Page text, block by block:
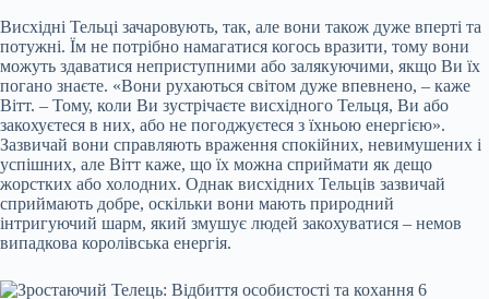
Висхідні Тельці зачаровують, так, але вони також дуже вперті та
потужні. Їм не потрібно намагатися когось вразити, тому вони
можуть здаватися неприступними або залякуючими, якщо Ви їх
погано знаєте. «Вони рухаються світом дуже впевнено, – каже
Вітт. – Тому, коли Ви зустрічаєте висхідного Тельця, Ви або
закохуєтеся в них, або не погоджуєтеся з їхньою енергією».
Зазвичай вони справляють враження спокійних, невимушених і
успішних, але Вітт каже, що їх можна сприймати як дещо
жорстких або холодних. Однак висхідних Тельців зазвичай
сприймають добре, оскільки вони мають природний
інтригуючий шарм, який змушує людей закохуватися – немов
випадкова королівська енергія.